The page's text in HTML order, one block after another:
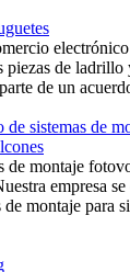
piezas de
de un
sistemas de
de montaje
empresa se
montaje para